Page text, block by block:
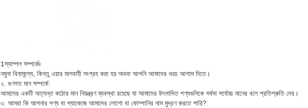
1স্যাম্পল সম্পর্কেঃ
নমুনা বিনামূল্যে, কিন্তু এয়ার মালবাহী সংগ্রহ করা হয় অথবা আপনি আমাদের খরচ আগাম দিতে।
২. গুণগত মান সম্পর্কে:
আমাদের একটি অত্যন্ত কঠোর মান নিয়ন্ত্রণ ব্যবস্থা রয়েছে যা আমাদের উৎপাদিত পণ্যগুলিকে সর্বদা সর্বোচ্চ মানের বলে প্রতিশ্রুতি দেয়।
৩. আমরা কি আপনার পণ্য বা প্যাকেজে আমাদের লোগো বা কোম্পানির নাম মুদ্রণ করতে পারি?